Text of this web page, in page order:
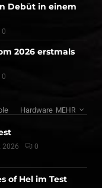
Debüt in einem
0
2026 erstmals
0
Hardware MEHR
2026 0
of Hel im Test